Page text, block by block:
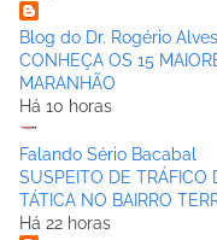
Blog do Dr. Rogério Alves
CONHEÇA OS 15
MARANHÃO
Há 10 horas
Falando Sério Bacabal
SUSPEITO DE TRÁFICO
TÁTICA NO BAIRRO
Há 22 horas